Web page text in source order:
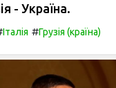
- Україна.
Італія #Грузія (країна)